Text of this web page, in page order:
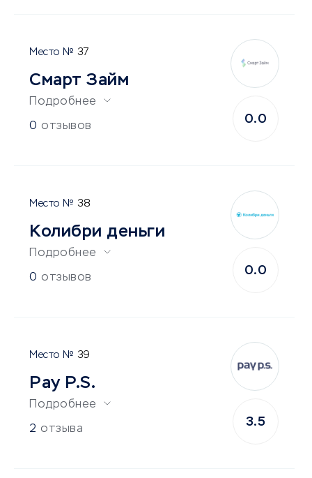
37
Смарт Займ
Подробнее
0 отзывов
0.0
38
Колибри деньги
Подробнее
0 отзывов
0.0
39
Pay P.S.
Подробнее
2 отзыва
3.5